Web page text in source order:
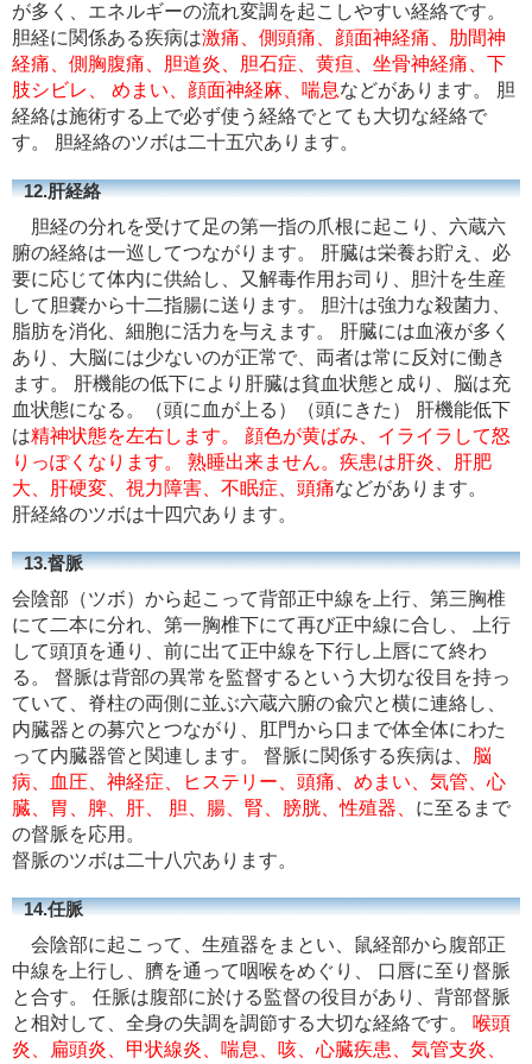
が多く、エネルギーの流れ変調を起こしやすい経絡です。
胆経に関係ある疾病は激痛、側頭痛、顔面神経痛、肋間神
経痛、側胸腹痛、胆道炎、胆石症、黄疸、坐骨神経痛、下
肢シビレ、 めまい、顔面神経麻、喘息などがあります。 胆
経絡は施術する上で必ず使う経絡でとても大切な経絡で
す。 胆経絡のツボは二十五穴あります。
12.肝経絡
胆経の分れを受けて足の第一指の爪根に起こり、六蔵六
腑の経絡は一巡してつながります。 肝臓は栄養お貯え、必
要に応じて体内に供給し、又解毒作用お司り、胆汁を生産
して胆嚢から十二指腸に送ります。 胆汁は強力な殺菌力、
脂肪を消化、細胞に活力を与えます。 肝臓には血液が多く
あり、大脳には少ないのが正常で、両者は常に反対に働き
ます。 肝機能の低下により肝臓は貧血状態と成り、脳は充
血状態になる。（頭に血が上る）（頭にきた） 肝機能低下
は精神状態を左右します。 顔色が黄ばみ、イライラして怒
りっぽくなります。 熟睡出来ません。疾患は肝炎、肝肥
大、肝硬変、視力障害、不眠症、頭痛などがあります。
肝経絡のツボは十四穴あります。
13.督脈
会陰部（ツボ）から起こって背部正中線を上行、第三胸椎
にて二本に分れ、第一胸椎下にて再び正中線に合し、 上行
して頭頂を通り、前に出て正中線を下行し上唇にて終わ
る。 督脈は背部の異常を監督するという大切な役目を持っ
ていて、脊柱の両側に並ぶ六蔵六腑の兪穴と横に連絡し、
内臓器との募穴とつながり、肛門から口まで体全体にわた
って内臓器管と関連します。 督脈に関係する疾病は、
脳
病、血圧、神経症、ヒステリー、頭痛、めまい、気管、心
臓、胃、脾、肝、 胆、腸、腎、膀胱、性殖器、 に至るまで
の督脈を応用。
督脈のツボは二十八穴あります。
14.任脈
会陰部に起こって、生殖器をまとい、鼠経部から腹部正
中線を上行し、臍を通って咽喉をめぐり、 口唇に至り督脈
と合す。 任脈は腹部に於ける監督の役目があり、背部督脈
と相対して、全身の失調を調節する大切な経絡です。 喉頭
炎、扁頭炎、甲状線炎、喘息、咳、心臓疾患、気管支炎、